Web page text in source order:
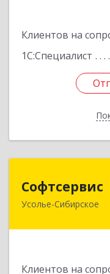
Клиентов на
1С:Специалист
Софтсервис
Усолье-Сибирское
Клиентов на
665451,